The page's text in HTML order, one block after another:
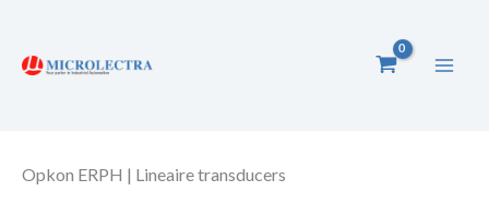
naar
Opkon ERPH | Lineaire transducers